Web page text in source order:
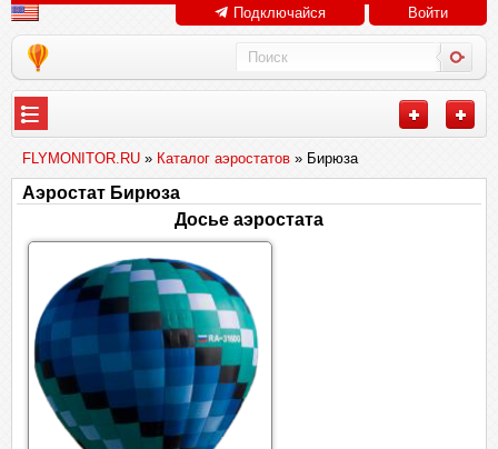
Подключайся Войти
FLYMONITOR.RU » Каталог аэростатов » Бирюза
Аэростат Бирюза
Досье аэростата